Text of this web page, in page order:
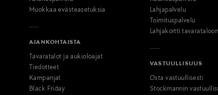
Muokkaa evästeasetuksia
AJANKOHTAISTA
Tavaratalot ja aukioloajat
Tiedotteet
Kampanjat
Black Friday
Lahjapalvelu
Toimituspalvelu
Lahjakortti tavarataloon
VASTUULLISUUS
Osta vastuullisesti
Stockmannin